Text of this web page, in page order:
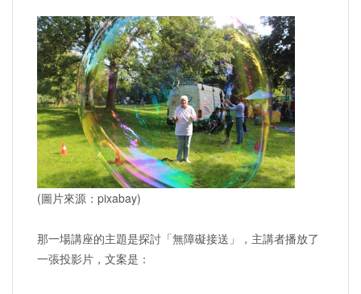
(圖片來源：pixabay)
那一場講座的主題是探討「無障礙接送」，主講者播放了
一張投影片，文案是：